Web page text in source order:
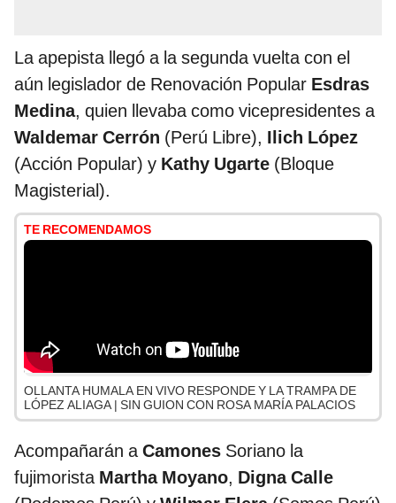
La apepista llegó a la segunda vuelta con el
aún legislador de Renovación Popular Esdras
Medina, quien llevaba como vicepresidentes a
Waldemar Cerrón (Perú Libre), Ilich López
(Acción Popular) y Kathy Ugarte (Bloque
Magisterial).
TE RECOMENDAMOS
OLLANTA HUMALA EN VIVO RESPONDE Y LA TRAMPA DE
LÓPEZ ALIAGA | SIN GUION CON ROSA MARÍA PALACIOS
Acompañarán aCamones Soriano la
fujimorista Martha Moyano, Digna Calle